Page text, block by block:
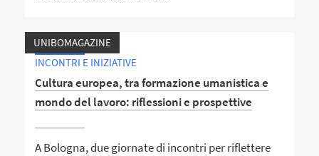
UNIBOMAGAZINE
INCONTRI E INIZIATIVE
Cultura europea, tra formazione umanistica e
mondo del lavoro: riflessioni e prospettive
A Bologna, due giornate di incontri per riflettere